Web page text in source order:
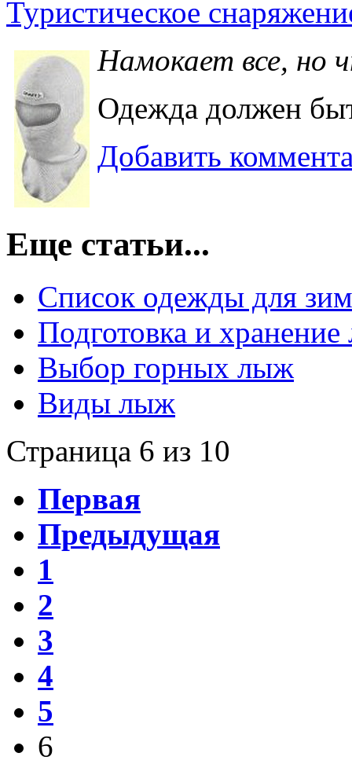
Туристическое
Намокает все, но
Одежда должен
Добавить
Еще статьи...
Список одежды для
Подготовка и
Выбор горных лыж
Виды лыж
Страница 6 из 10
Первая
Предыдущая
1
2
3
4
5
6